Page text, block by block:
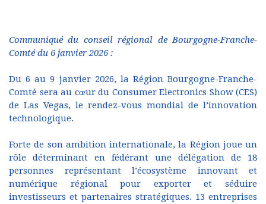
Communiqué du conseil régional de Bourgogne-Franche-
Comté du 6 janvier 2026 :
Du 6 au 9 janvier 2026, la Région Bourgogne-Franche-
Comté sera au cœur du Consumer Electronics Show (CES)
de Las Vegas, le rendez-vous mondial de l’innovation
technologique.
Forte de son ambition internationale, la Région joue un
rôle déterminant en fédérant une délégation de 18
personnes représentant l’écosystème innovant et
numérique régional pour exporter et séduire
investisseurs et partenaires stratégiques. 13 entreprises